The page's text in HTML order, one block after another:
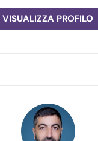
VISUALIZZA PROFILO